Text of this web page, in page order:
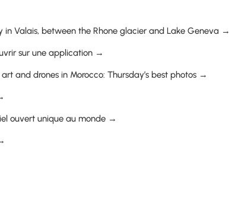
Valais, between the Rhone glacier and Lake Geneva →
sur une application →
and drones in Morocco: Thursday’s best photos →
ouvert unique au monde →